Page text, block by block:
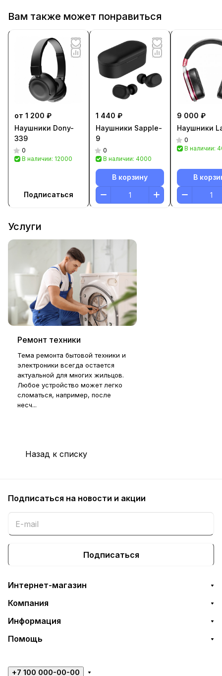
Вам также может понравиться
от 1 200 ₽
Наушники Dony-
339
0
В наличии: 12000
Подписаться
1 440 ₽
Наушники Sapple-
9
0
В наличии: 4000
В корзину
9 000 ₽
Наушники
0
В наличии:
В
Услуги
Ремонт техники
Тема ремонта бытовой техники и
электроники всегда остается
актуальной для многих жильцов.
Любое устройство может легко
сломаться, например, после
несч...
Назад к списку
Подписаться на новости и акции
Подписаться
Интернет-магазин
Компания
Информация
Помощь
+7 100 000-00-00